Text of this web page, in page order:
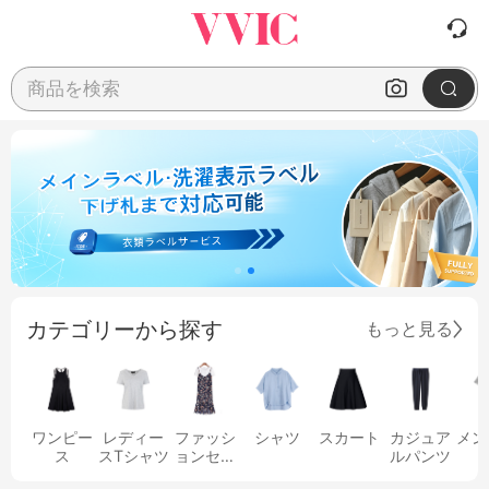
商品を検索
カテゴリーから探す もっと見る
ワンピー
ス
レディー
スTシャツ
ファッシ
ョンセッ
シャツ スカート
カジュア
ルパンツ
メ